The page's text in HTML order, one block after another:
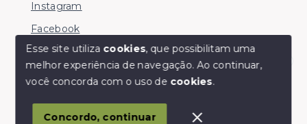
Olá! somos da Linkmob, como podemos ajudar?
Instagram
Facebook
© Copyright 2026 - Youinvest - Todos os direitos
SITE PARA IMOBILIARIA
Esse site utiliza cookies, que possibilitam uma
melhor experiência de navegação.Ao continuar,
você concorda com o uso de cookies.
Concordo, continuar